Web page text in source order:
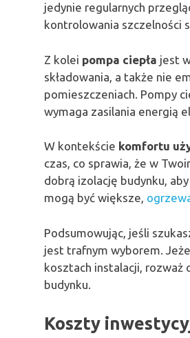
jedynie regularnych
kontrolowania szczelności
Z kolei pompa ciepła jest
składowania, a także nie
pomieszczeniach. Pompy
wymaga zasilania energią
W kontekście komfortu
czas, co sprawia, że w
dobrą izolację budynku,
mogą być większe,
Podsumowując, jeśli
jest trafnym wyborem.
kosztach instalacji, rozważ
budynku.
Koszty